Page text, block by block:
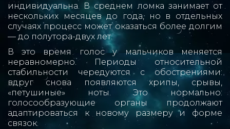
индивидуальна. В среднем ломка занимает от
нескольких месяцев до года, но в отдельных
случаях процесс может оказаться более долгим
— до полутора-двух лет.
В это время голос у мальчиков меняется
неравномерно. Периоды относительной
стабильности чередуются с обострениями:
вдруг снова появляются хрипы, срывы,
«петушиные» ноты. Это нормально:
голосообразующие органы продолжают
адаптироваться к новому размеру и форме
связок.